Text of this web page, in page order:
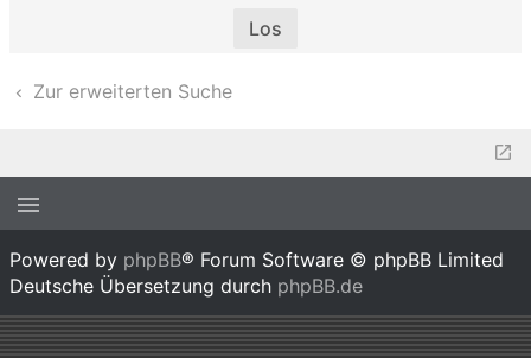
Zur erweiterten Suche
Powered by phpBB® Forum Software © phpBB Limited
Deutsche Übersetzung durch phpBB.de